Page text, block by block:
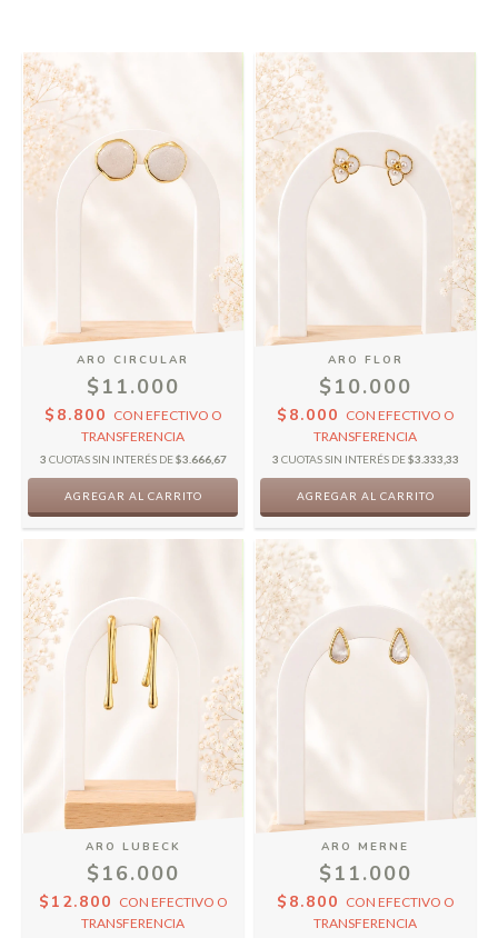
ARO CIRCULAR
$11.000
$8.800 CON EFECTIVO O
TRANSFERENCIA
3 CUOTAS SIN INTERÉS DE$3.666,67
ARO FLOR
$10.000
$8.000 CON EFECTIVO O
TRANSFERENCIA
3 CUOTAS SIN INTERÉS DE$3.333,33
ARO LUBECK
$16.000
$12.800 CON EFECTIVO O
TRANSFERENCIA
ARO MERNE
$11.000
$8.800 CON EFECTIVO O
TRANSFERENCIA